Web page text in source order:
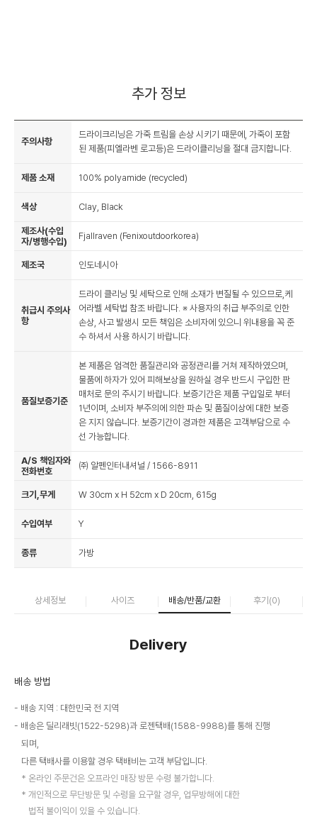
추가 정보
주의사항
드라이크리닝은 가죽 트림을 손상 시키기 때문에, 가죽이 포함
된 제품(피엘라벤 로고등)은 드라이클리닝을 절대 금지합니다.
제품 소재 100% polyamide (recycled)
색상 Clay, Black
제조사(수입
자/병행수입)
Fjallraven (Fenixoutdoorkorea)
제조국 인도네시아
취급시 주의사
항
드라이 클리닝 및 세탁으로 인해 소재가 변질될 수 있으므로,케
어라벨 세탁법 참조 바랍니다. ※ 사용자의 취급 부주의로 인한
손상, 사고 발생시 모든 책임은 소비자에 있으니 위내용을 꼭 준
수 하셔서 사용 하시기 바랍니다.
품질보증기준
본 제품은 엄격한 품질관리와 공정관리를 거쳐 제작하였으며,
물품에 하자가 있어 피해보상을 원하실 경우 반드시 구입한 판
매처로 문의 주시기 바랍니다. 보증기간은 제품 구입일로 부터
1년이며, 소비자 부주의에 의한 파손 및 품질이상에 대한 보증
은 지지 않습니다. 보증기간이 경과한 제품은 고객부담으로 수
선 가능합니다.
A/S 책임자와
전화번호
㈜ 알펜인터내셔널 / 1566-8911
크기,무게 W 30cm x H 52cm x D 20cm, 615g
수입여부 Y
종류 가방
상세정보 사이즈 배송/반품/교환 후기(0)
Delivery
배송 방법
배송 지역 : 대한민국 전 지역
배송은 딜리래빗(1522-5298)과 로젠택배(1588-9988)를 통해 진행
되며,
다른 택배사를 이용할 경우 택배비는 고객 부담입니다.
온라인 주문건은 오프라인 매장 방문 수령 불가합니다.
개인적으로 무단방문 및 수령을 요구할 경우, 업무방해에 대한
법적 불이익이 있을 수 있습니다.